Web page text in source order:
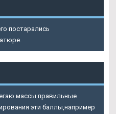
постарались
массы правильные
эти баллы,например